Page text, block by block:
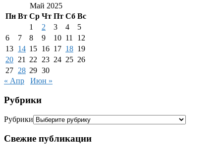
Май 2025
Пн Вт Ср Чт Пт Сб Вс
1
2 3 4
5
6
7 8 9 10 11
12
13 14 15 16 17 18 19
20 21 22 23 24 25 26
27 28 29 30
« Апр
Июн »
Рубрики
Рубрики
Свежие публикации